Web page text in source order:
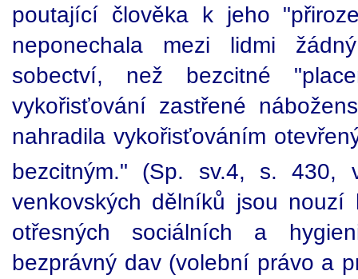
poutající člověka k jeho
neponechala mezi lidmi
sobectví, než bezcitné
vykořisťování zastřené
nahradila vykořisťováním
bezcitným." (Sp. sv.4, s. 430,
venkovských dělníků jsou
otřesných sociálních a
bezprávný dav (volební právo a